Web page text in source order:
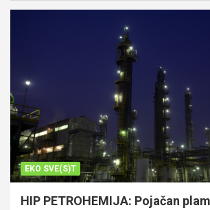
EKO SVE(S)T
HIP PETROHEMIJA: Pojačan